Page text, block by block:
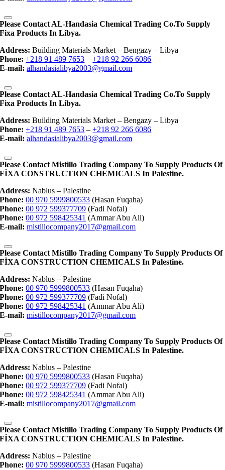
Please Contact AL-Handasia Chemical Trading Co.to Supply
Fixa Products In Libya.
Address: Building Materials Market – Bengazy – Libya
Phone: +218 91 489 7653 –+218 92 266 6086
E-mail: alhandasialibya2003@gmail.com
Please Contact AL-Handasia Chemical Trading Co.to Supply
Fixa Products In Libya.
Address: Building Materials Market – Bengazy – Libya
Phone: +218 91 489 7653 –+218 92 266 6086
E-mail: alhandasialibya2003@gmail.com
Please Contact Mistillo Trading Company To Supply Products Of
FİXA CONSTRUCTION CHEMICALS In Palestine.
Address: Nablus – Palestine
Phone: 00 970 5999800533 (Hasan Fuqaha)
Phone: 00 972 599377709 (Fadi Nofal)
Phone: 00 972 598425341 (Ammar Abu Ali)
E-mail: mistillocompany2017@gmail.com
Please Contact Mistillo Trading Company To Supply Products Of
FİXA CONSTRUCTION CHEMICALS In Palestine.
Address: Nablus – Palestine
Phone: 00 970 5999800533 (Hasan Fuqaha)
Phone: 00 972 599377709 (Fadi Nofal)
Phone: 00 972 598425341 (Ammar Abu Ali)
E-mail: mistillocompany2017@gmail.com
Please Contact Mistillo Trading Company To Supply Products Of
FİXA CONSTRUCTION CHEMICALS In Palestine.
Address: Nablus – Palestine
Phone: 00 970 5999800533 (Hasan Fuqaha)
Phone: 00 972 599377709 (Fadi Nofal)
Phone: 00 972 598425341 (Ammar Abu Ali)
E-mail: mistillocompany2017@gmail.com
Please Contact Mistillo Trading Company To Supply Products Of
FİXA CONSTRUCTION CHEMICALS In Palestine.
Address: Nablus – Palestine
Phone: 00 970 5999800533 (Hasan Fuqaha)